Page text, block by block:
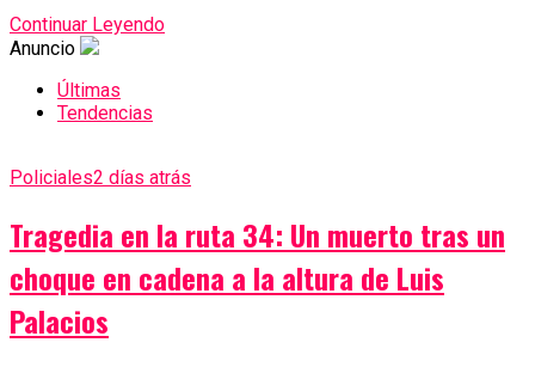
Continuar Leyendo
Anuncio
Últimas
Tendencias
Policiales2 días atrás
Tragedia en la ruta 34: Un muerto tras un
choque en cadena a la altura de Luis
Palacios